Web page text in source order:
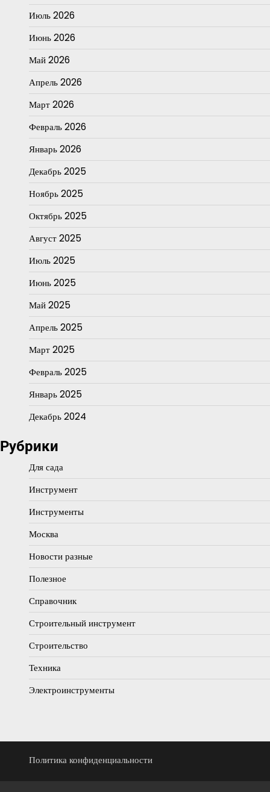
Июль 2026
Июнь 2026
Май 2026
Апрель 2026
Март 2026
Февраль 2026
Январь 2026
Декабрь 2025
Ноябрь 2025
Октябрь 2025
Август 2025
Июль 2025
Июнь 2025
Май 2025
Апрель 2025
Март 2025
Февраль 2025
Январь 2025
Декабрь 2024
Рубрики
Для сада
Инструмент
Инструменты
Москва
Новости разные
Полезное
Справочник
Строительный инструмент
Строительство
Техника
Электроинструменты
Политика конфиденциальности